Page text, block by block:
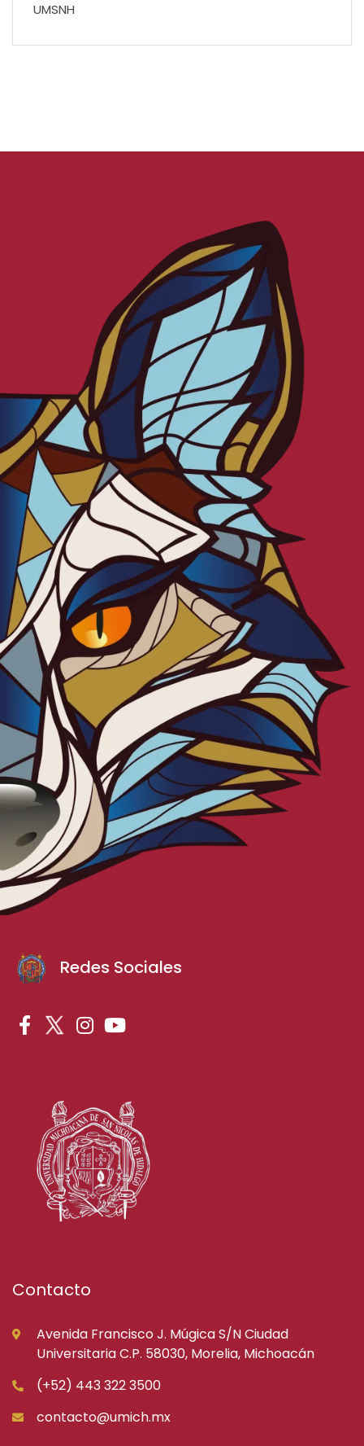
UMSNH
Redes Sociales
Contacto
Avenida Francisco J. Múgica S/N Ciudad
Universitaria C.P. 58030, Morelia, Michoacán
(+52) 443 322 3500
contacto@umich.mx